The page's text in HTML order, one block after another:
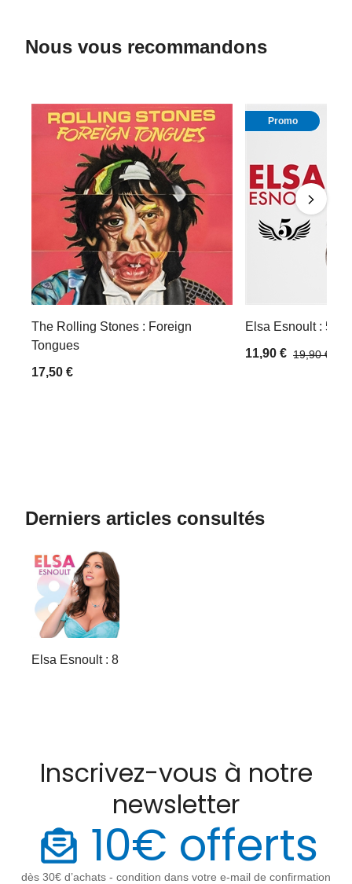
Nous vous recommandons
The Rolling Stones : Foreign
Tongues
17,50 €
Promo
Elsa Esnoult : 5
11,90 € 19,90 €
Derniers articles consultés
Elsa Esnoult : 8
Inscrivez-vous à notre
newsletter
10€ offerts
dès 30€ d’achats - condition dans votre e-mail de confirmation